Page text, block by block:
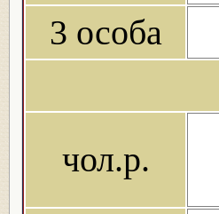
3 особа
чол.р.